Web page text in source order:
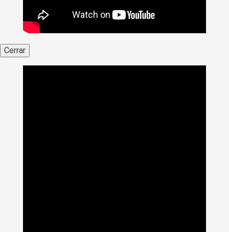
Cerrar